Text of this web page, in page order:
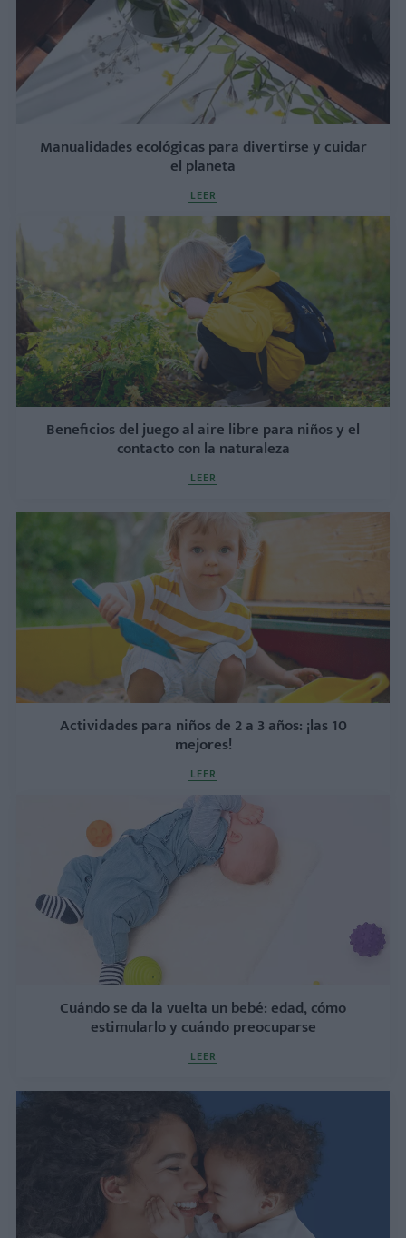
Manualidades ecológicas para divertirse y cuidar
el planeta
LEER
Beneficios del juego al aire libre para niños y el
contacto con la naturaleza
LEER
Actividades para niños de 2 a 3 años: ¡las 10
mejores!
LEER
Cuándo se da la vuelta un bebé: edad, cómo
estimularlo y cuándo preocuparse
LEER